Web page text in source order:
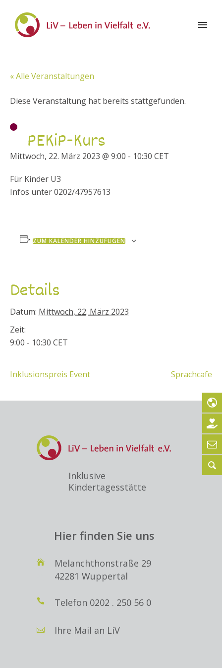
« Alle Veranstaltungen
Diese Veranstaltung hat bereits stattgefunden.
PEKiP-Kurs
Mittwoch, 22. März 2023 @ 9:00 - 10:30 CET
Für Kinder U3
Infos unter 0202/47957613
ZUM KALENDER HINZUFÜGEN
Details
Datum: Mittwoch, 22. März 2023
Zeit:
9:00 - 10:30 CET
Inklusionspreis Event Sprachcafe
Inklusive
Kindertagesstätte
Hier finden Sie uns
Melanchthonstraße 29
42281 Wuppertal
Telefon 0202 . 250 56 0
Ihre Mail an LiV